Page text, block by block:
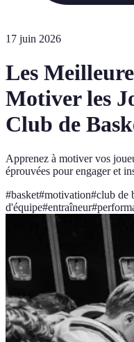
17 juin 2026
Les
Motiver les
Club de
Apprenez à motiver vos
éprouvées pour engager et
#basket#motivation#club de
d'équipe#entraîneur#